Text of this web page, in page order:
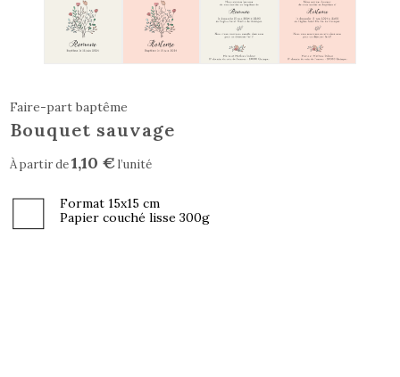
Bouquet sauvage
À partir de1,10 €l’unité
Format 15x15 cm
Papier couché lisse 300g